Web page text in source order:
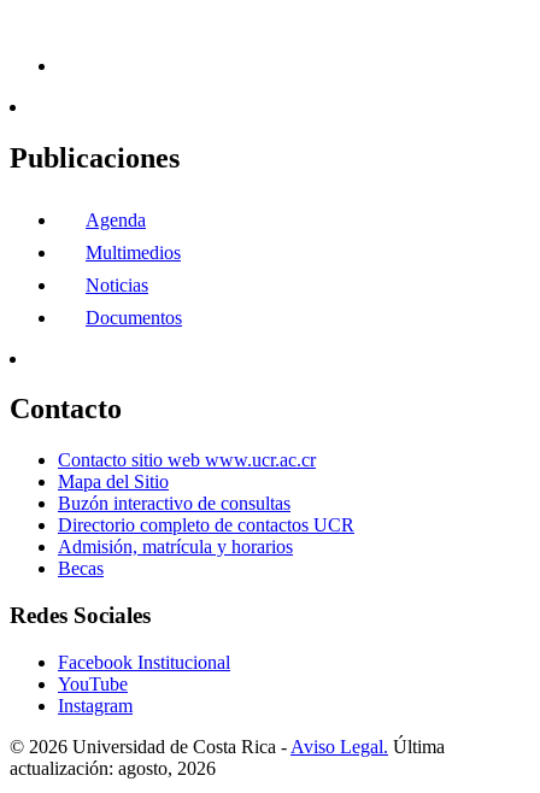
Publicaciones
Agenda
Multimedios
Noticias
Documentos
Contacto
Contacto sitio web www.ucr.ac.cr
Mapa del Sitio
Buzón interactivo de consultas
Directorio completo de contactos UCR
Admisión, matrícula y horarios
Becas
Redes Sociales
Facebook Institucional
YouTube
Instagram
© 2026 Universidad de Costa Rica - Aviso Legal. Última
actualización: agosto, 2026